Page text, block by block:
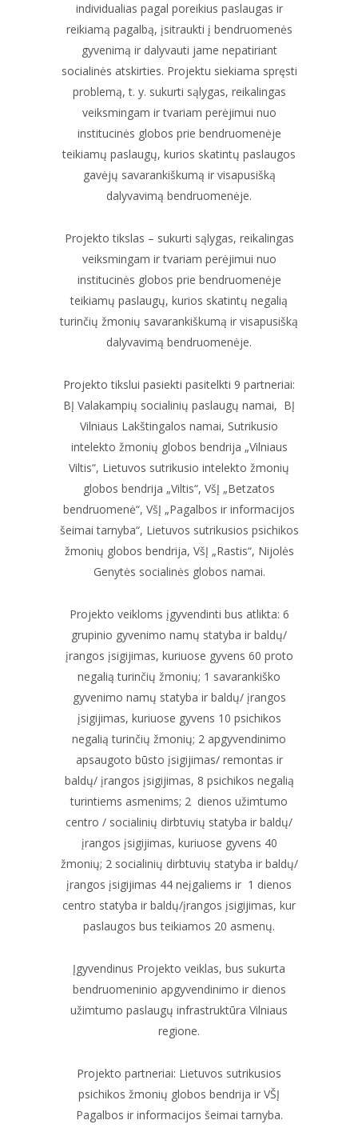
individualias pagal poreikius paslaugas ir
reikiamą pagalbą, įsitraukti į bendruomenės
gyvenimą ir dalyvauti jame nepatiriant
socialinės atskirties. Projektu siekiama spręsti
problemą, t. y. sukurti sąlygas, reikalingas
veiksmingam ir tvariam perėjimui nuo
institucinės globos prie bendruomenėje
teikiamų paslaugų, kurios skatintų paslaugos
gavėjų savarankiškumą ir visapusišką
dalyvavimą bendruomenėje.
Projekto tikslas – sukurti sąlygas, reikalingas
veiksmingam ir tvariam perėjimui nuo
institucinės globos prie bendruomenėje
teikiamų paslaugų, kurios skatintų negalią
turinčių žmonių savarankiškumą ir visapusišką
dalyvavimą bendruomenėje.
Projekto tikslui pasiekti pasitelkti 9 partneriai:
BĮ Valakampių socialinių paslaugų namai, BĮ
Vilniaus Lakštingalos namai, Sutrikusio
intelekto žmonių globos bendrija „Vilniaus
Viltis“, Lietuvos sutrikusio intelekto žmonių
globos bendrija „Viltis“, VšĮ „Betzatos
bendruomenė“, VšĮ „Pagalbos ir informacijos
šeimai tarnyba“, Lietuvos sutrikusios psichikos
žmonių globos bendrija, VšĮ „Rastis“, Nijolės
Genytės socialinės globos namai.
Projekto veikloms įgyvendinti bus atlikta: 6
grupinio gyvenimo namų statyba ir baldų/
įrangos įsigijimas, kuriuose gyvens 60 proto
negalią turinčių žmonių; 1 savarankiško
gyvenimo namų statyba ir baldų/ įrangos
įsigijimas, kuriuose gyvens 10 psichikos
negalią turinčių žmonių; 2 apgyvendinimo
apsaugoto būsto įsigijimas/ remontas ir
baldų/ įrangos įsigijimas, 8 psichikos negalią
turintiems asmenims; 2 dienos užimtumo
centro / socialinių dirbtuvių statyba ir baldų/
įrangos įsigijimas, kuriuose gyvens 40
žmonių; 2 socialinių dirbtuvių statyba ir baldų/
įrangos įsigijimas 44 neįgaliems ir 1 dienos
centro statyba ir baldų/įrangos įsigijimas, kur
paslaugos bus teikiamos 20 asmenų.
Įgyvendinus Projekto veiklas, bus sukurta
bendruomeninio apgyvendinimo ir dienos
užimtumo paslaugų infrastruktūra Vilniaus
regione.
Projekto partneriai: Lietuvos sutrikusios
psichikos žmonių globos bendrija ir VŠĮ
Pagalbos ir informacijos šeimai tarnyba.